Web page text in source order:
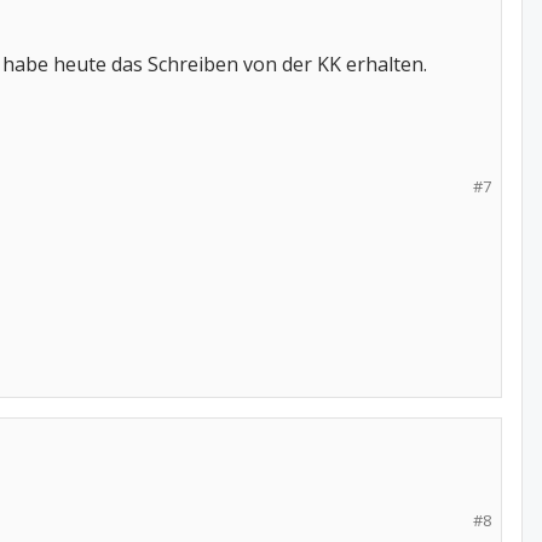
heute das Schreiben von der KK erhalten.
#7
#8